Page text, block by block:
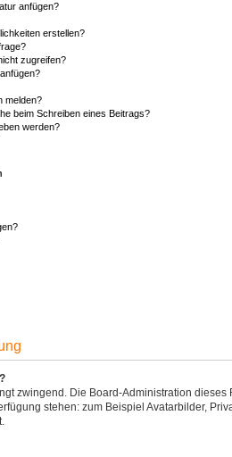
anfügen?
erstellen?
zugreifen?
melden?
beim Schreiben eines Beitrags?
werden?
zwingend. Die Board-Administration
stehen: zum Beispiel Avatarbilder,